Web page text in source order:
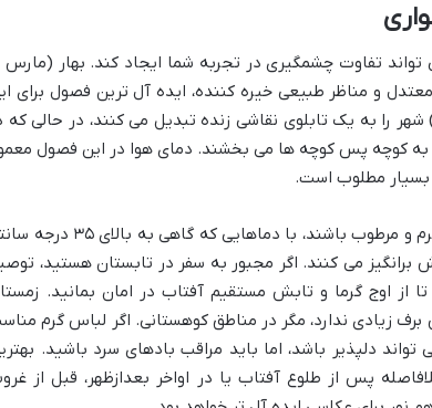
تفاوت چشمگیری در تجربه شما ایجاد کند. بهار (مارس
و مناظر طبیعی خیره کننده، ایده آل ترین فصول برای
را به یک تابلوی نقاشی زنده تبدیل می کنند، در حالی که
به کوچه پس کوچه ها می بخشند. دمای هوا در این فصول
تابستان های توکیو (ژوئن تا اوت) می توانند بسیار گرم و مرطوب باشند، با دماهایی که گاهی
برانگیز می کنند. اگر مجبور به سفر در تابستان هستید،
از اوج گرما و تابش مستقیم آفتاب در امان بمانید.
زیادی ندارد، مگر در مناطق کوهستانی. اگر لباس گرم
دلپذیر باشد، اما باید مراقب بادهای سرد باشید.
پس از طلوع آفتاب یا در اواخر بعدازظهر، قبل از